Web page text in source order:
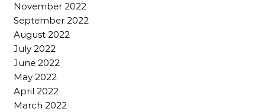
November 2022
September 2022
August 2022
July 2022
June 2022
May 2022
April 2022
March 2022